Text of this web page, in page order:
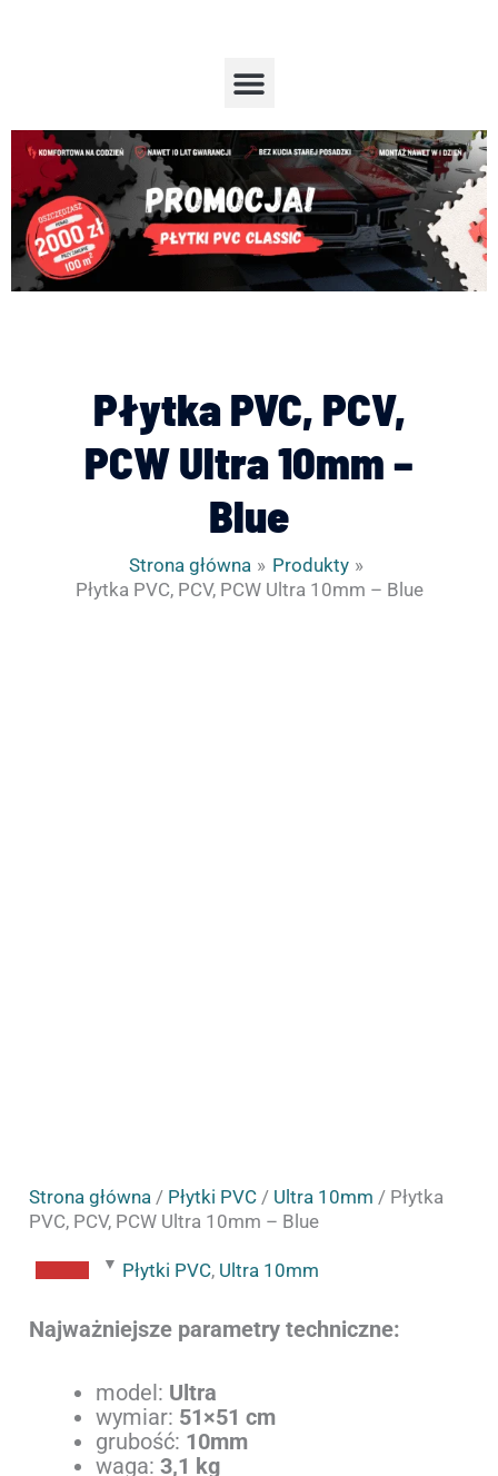
Menu
Płytka PVC, PCV,
PCW Ultra 10mm –
Blue
Strona główna
Produkty
Płytka PVC, PCV, PCW Ultra 10mm – Blue
Strona główna / Płytki PVC / Ultra 10mm / Płytka
PVC, PCV, PCW Ultra 10mm – Blue
Płytki PVC, Ultra 10mm
Najważniejsze parametry techniczne:
model: Ultra
wymiar: 51×51 cm
grubość: 10mm
waga:3,1 kg